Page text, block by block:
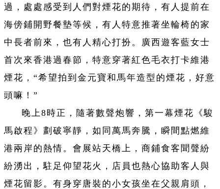
過，處處感受到人們對煙花的期待，有人提前在
海傍鋪開野餐墊等候，有人特意推著坐輪椅的家
中長者前來，也有人精心打扮。廣西遊客藍女士
首次來香港過春節，特意穿著紅色毛衣打卡維港
煙花，“希望拍到金元寶和馬年造型的煙花，好意
頭嘛！”
晚上8時正，隨著數聲炮響，第一幕煙花《駿
馬啟程》劃破寧靜，如同萬馬奔騰，瞬間點燃維
港兩岸的熱情。會展站天橋上，商鋪食客聞聲紛
紛湧出，駐足仰望花火，店員也熱心協助客人與
煙花留影。有身穿唐裝的小女孩坐在父親肩頭，